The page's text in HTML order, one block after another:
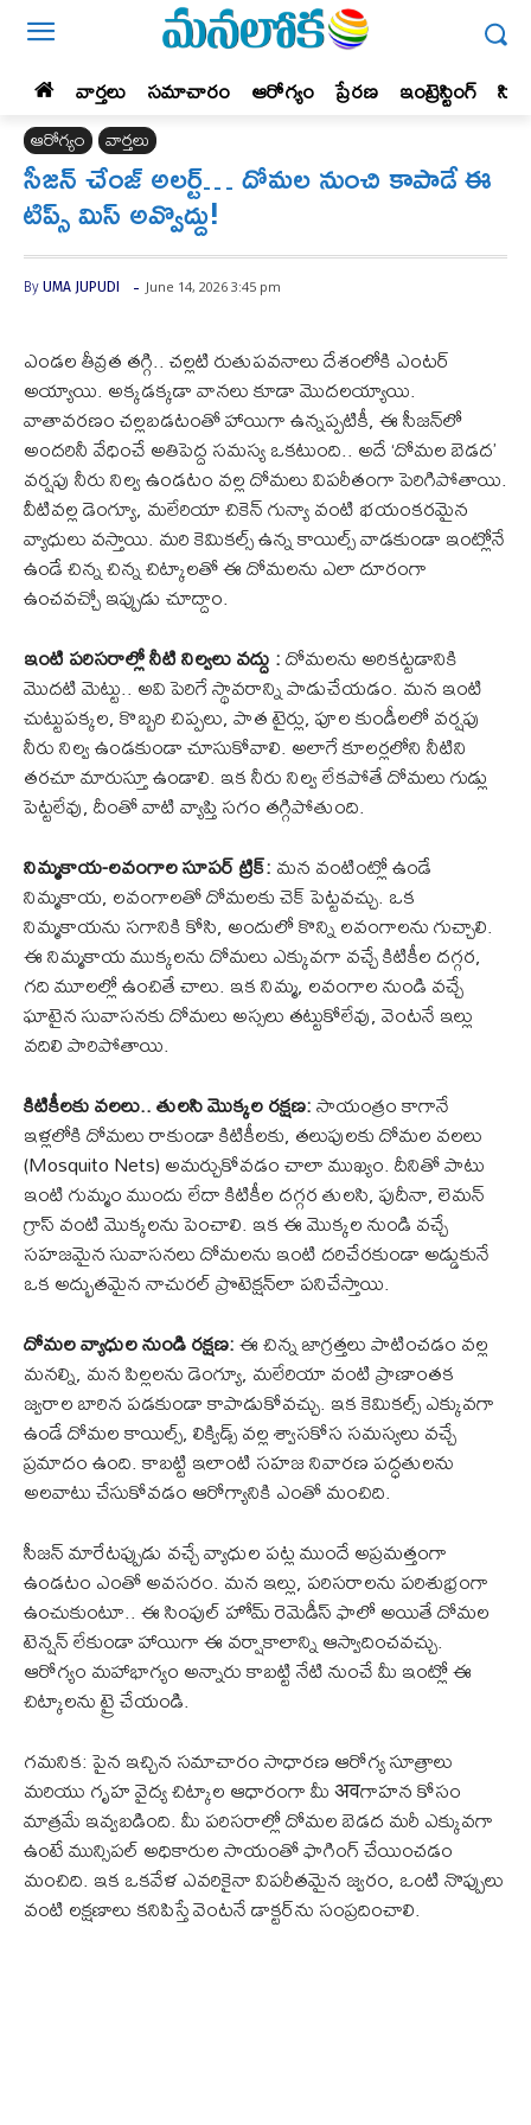
వార్తలు సమాచారం ఆరోగ్యం ప్రేర‌ణ‌ ఇంట్రెస్టింగ్‌
ఆరోగ్యం వార్తలు
సీజన్ చేంజ్ అలర్ట్… దోమల నుంచి కాపాడే ఈ
టిప్స్ మిస్ అవ్వొద్దు!
By UMA JUPUDI - June 14, 2026 3:45 pm
ఎండల తీవ్రత తగ్గి.. చల్లటి రుతుపవనాలు దేశంలోకి ఎంటర్
అయ్యాయి. అక్కడక్కడా వానలు కూడా మొదలయ్యాయి.
వాతావరణం చల్లబడటంతో హాయిగా ఉన్నప్పటికీ, ఈ సీజన్‌లో
అందరినీ వేధించే అతిపెద్ద సమస్య ఒకటుంది.. అదే ‘దోమల బెడద’
వర్షపు నీరు నిల్వ ఉండటం వల్ల దోమలు విపరీతంగా పెరిగిపోతాయి.
వీటివల్ల డెంగ్యూ, మలేరియా చికెన్ గున్యా వంటి భయంకరమైన
వ్యాధులు వస్తాయి. మరి కెమికల్స్ ఉన్న కాయిల్స్ వాడకుండా ఇంట్లోనే
ఉండే చిన్న చిన్న చిట్కాలతో ఈ దోమలను ఎలా దూరంగా
ఉంచవచ్చో ఇప్పుడు చూద్దాం.
ఇంటి పరిసరాల్లో నీటి నిల్వలు వద్దు :దోమలను అరికట్టడానికి
మొదటి మెట్టు.. అవి పెరిగే స్థావరాన్ని పాడుచేయడం. మన ఇంటి
చుట్టుపక్కల, కొబ్బరి చిప్పలు, పాత టైర్లు, పూల కుండీలలో వర్షపు
నీరు నిల్వ ఉండకుండా చూసుకోవాలి. అలాగే కూలర్లలోని నీటిని
తరచూ మారుస్తూ ఉండాలి. ఇక నీరు నిల్వ లేకపోతే దోమలు గుడ్లు
పెట్టలేవు, దీంతో వాటి వ్యాప్తి సగం తగ్గిపోతుంది.
నిమ్మకాయ-లవంగాల సూపర్ ట్రిక్:మన వంటింట్లో ఉండే
నిమ్మకాయ, లవంగాలతో దోమలకు చెక్ పెట్టవచ్చు. ఒక
నిమ్మకాయను సగానికి కోసి, అందులో కొన్ని లవంగాలను గుచ్చాలి.
ఈ నిమ్మకాయ ముక్కలను దోమలు ఎక్కువగా వచ్చే కిటికీల దగ్గర,
గది మూలల్లో ఉంచితే చాలు. ఇక నిమ్మ, లవంగాల నుండి వచ్చే
ఘాటైన సువాసనకు దోమలు అస్సలు తట్టుకోలేవు, వెంటనే ఇల్లు
వదిలి పారిపోతాయి.
కిటికీలకు వలలు.. తులసి మొక్కల రక్షణ:సాయంత్రం కాగానే
ఇళ్లలోకి దోమలు రాకుండా కిటికీలకు, తలుపులకు దోమల వలలు
(Mosquito Nets) అమర్చుకోవడం చాలా ముఖ్యం. దీనితో పాటు
ఇంటి గుమ్మం ముందు లేదా కిటికీల దగ్గర తులసి, పుదీనా, లెమన్
గ్రాస్ వంటి మొక్కలను పెంచాలి. ఇక ఈ మొక్కల నుండి వచ్చే
సహజమైన సువాసనలు దోమలను ఇంటి దరిచేరకుండా అడ్డుకునే
ఒక అద్భుతమైన నాచురల్ ప్రొటెక్షన్‌లా పనిచేస్తాయి.
దోమల వ్యాధుల నుండి రక్షణ:ఈ చిన్న జాగ్రత్తలు పాటించడం వల్ల
మనల్ని, మన పిల్లలను డెంగ్యూ, మలేరియా వంటి ప్రాణాంతక
జ్వరాల బారిన పడకుండా కాపాడుకోవచ్చు. ఇక కెమికల్స్ ఎక్కువగా
ఉండే దోమల కాయిల్స్, లిక్విడ్స్ వల్ల శ్వాసకోస సమస్యలు వచ్చే
ప్రమాదం ఉంది. కాబట్టి ఇలాంటి సహజ నివారణ పద్ధతులను
అలవాటు చేసుకోవడం ఆరోగ్యానికి ఎంతో మంచిది.
సీజన్ మారేటప్పుడు వచ్చే వ్యాధుల పట్ల ముందే అప్రమత్తంగా
ఉండటం ఎంతో అవసరం. మన ఇల్లు, పరిసరాలను పరిశుభ్రంగా
ఉంచుకుంటూ.. ఈ సింపుల్ హోమ్ రెమెడీస్ ఫాలో అయితే దోమల
టెన్షన్ లేకుండా హాయిగా ఈ వర్షాకాలాన్ని ఆస్వాదించవచ్చు.
ఆరోగ్యం మహాభాగ్యం అన్నారు కాబట్టి నేటి నుంచే మీ ఇంట్లో ఈ
చిట్కాలను ట్రై చేయండి.
గమనిక: పైన ఇచ్చిన సమాచారం సాధారణ ఆరోగ్య సూత్రాలు
మరియు గృహ వైద్య చిట్కాల ఆధారంగా మీ अवగాహన కోసం
మాత్రమే ఇవ్వబడింది. మీ పరిసరాల్లో దోమల బెడద మరీ ఎక్కువగా
ఉంటే మున్సిపల్ అధికారుల సాయంతో ఫాగింగ్ చేయించడం
మంచిది. ఇక ఒకవేళ ఎవరికైనా విపరీతమైన జ్వరం, ఒంటి నొప్పులు
వంటి లక్షణాలు కనిపిస్తే వెంటనే డాక్టర్‌ను సంప్రదించాలి.